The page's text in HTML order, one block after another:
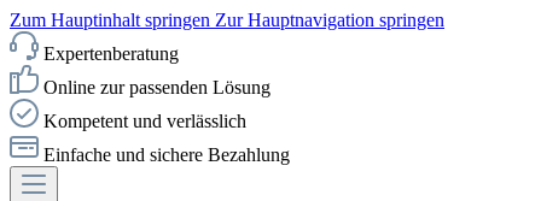
Zum Hauptinhalt springen Zur Hauptnavigation springen
Expertenberatung
Online zur passenden Lösung
Kompetent und verlässlich
Einfache und sichere Bezahlung